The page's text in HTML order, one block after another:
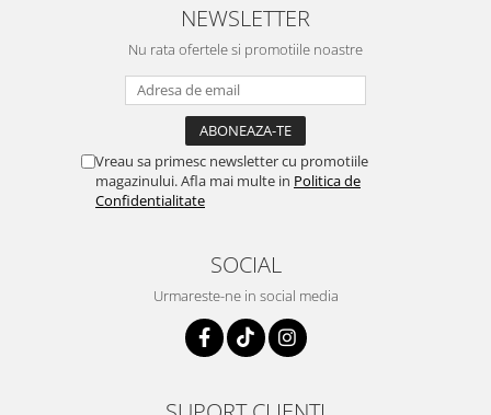
NEWSLETTER
Nu rata ofertele si promotiile noastre
Vreau sa primesc newsletter cu promotiile
magazinului. Afla mai multe in Politica de
Confidentialitate
SOCIAL
Urmareste-ne in social media